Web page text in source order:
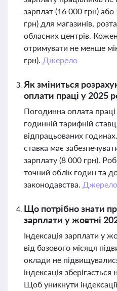
зарплат (16 000 грн) або
грн) для магазинів,
обласних центрів.
отримувати не менше
грн). Джерело
Як зміниться
оплати праці у 2025
Погодинна оплата праці
годинній тарифній
відпрацьованих
ставка має
зарплату (8 000 грн).
точний облік годин та
законодавства. Джерело
Що потрібно знати
зарплати у жовтні
Індексація зарплати у
від базового місяця
оклади не
індексація
Щоб уникнути